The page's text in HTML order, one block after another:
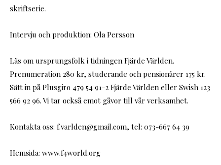
skriftserie.
Intervju och produktion: Ola Persson
Läs om ursprungsfolk i tidningen Fjärde Världen.
Prenumeration 280 kr, studerande och pensionärer 175 kr.
Sätt in på Plusgiro 479 54 91-2 Fjärde Världen eller Swish 123
566 92 96. Vi tar också emot gåvor till vår verksamhet.
Kontakta oss: f.varlden@gmail.com, tel: 073-667 64 39
Hemsida: www.f4world.org